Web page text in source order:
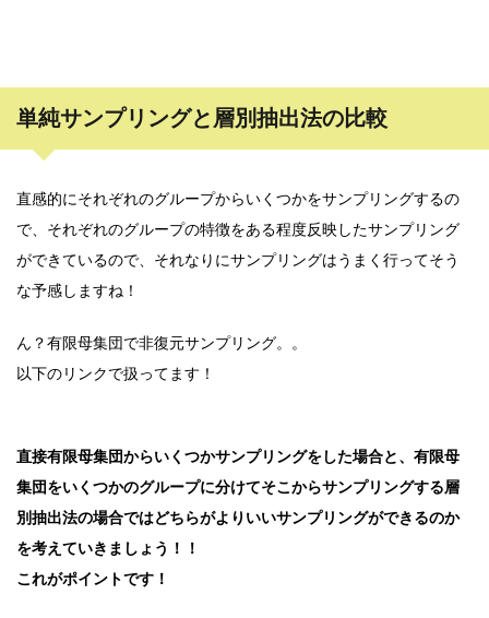
単純サンプリングと層別抽出法の比較
直感的にそれぞれのグループからいくつかをサンプリングするの
で、それぞれのグループの特徴をある程度反映したサンプリング
ができているので、それなりにサンプリングはうまく行ってそう
な予感しますね！
ん？有限母集団で非復元サンプリング。。
以下のリンクで扱ってます！
直接有限母集団からいくつかサンプリングをした場合と、有限母
集団をいくつかのグループに分けてそこからサンプリングする層
別抽出法の場合ではどちらがよりいいサンプリングができるのか
を考えていきましょう！！
これがポイントです！